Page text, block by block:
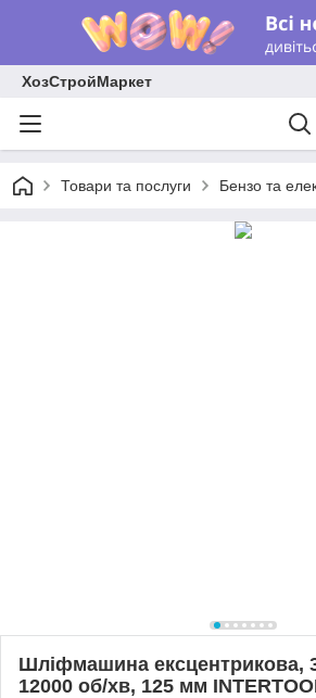
ХозСтройМаркет
Товари та послуги Бензо та
Шліфмашина ексцентрикова,
12000 об/хв, 125 мм